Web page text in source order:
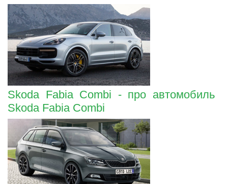
Skoda Fabia Combi - про автомобиль
Skoda Fabia Combi